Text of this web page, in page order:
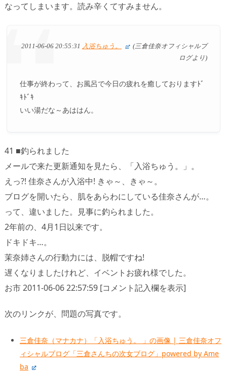
なってしまいます。読み辛くてすみません。
2011-06-06 20:55:31 入浴ちゅう。
(三倉佳奈オフィシャルブ
ログより)
仕事が終わって、お風呂で今日の疲れを癒しておりますﾄﾞ
ｷﾄﾞｷ
いい湯だな～あははん。
41 ■釣られました
メールで来た更新通知を見たら、「入浴ちゅう。」。
えっ?! 佳奈さんが入浴中! きゃ～、きゃ～。
ブログを開いたら、肌をあらわにしている佳奈さんが…。
って、違いました。見事に釣られました。
2年前の、4月1日以来です。
ドキドキ…。
茉奈姉さんの行動力には、脱帽ですね!
遅くなりましたけれど、イベントお疲れ様でした。
お市 2011-06-06 22:57:59 [コメント記入欄を表示]
次のリンクが、問題の写真です。
三倉佳奈（マナカナ）「入浴ちゅう。 」の画像 | 三倉佳奈オフ
ィシャルブログ「三倉さんちの次女ブログ」powered by Ame
ba